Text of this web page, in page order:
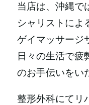
当店は、沖縄で
シャリストによ
ゲイマッサージ
日々の生活で疲
のお手伝いをい
整形外科にてリ